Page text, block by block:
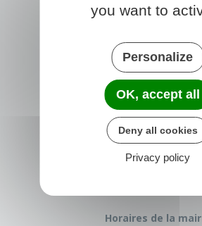
TRÉGLAMUS
15 rue de la Mairie
22540 Tréglamus
France
Horaires de la
you want to
Personalize
OK, accept all
Deny all cookies
Privacy policy